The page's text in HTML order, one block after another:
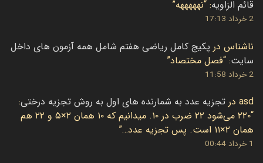
قائم الزاویه: “نهههههه”
2 خرداد 17:13
ناشناس در پکیج کامل ریاضی هفتم شامل همه آزمون های داخل
سایت: “فصل مختصاد”
2 خرداد 11:58
asd در تجزیه عدد به شمارنده های اول به روش تجزیه درختی:
“
۲۲۰ می‌شود ۲۲ ضرب در ۱۰. میدانیم که ۱۰ همان ۲×۵ و ۲۲ هم
همان ۲×۱۱ است. پس تجزیه عدد…
”
1 خرداد 00:44